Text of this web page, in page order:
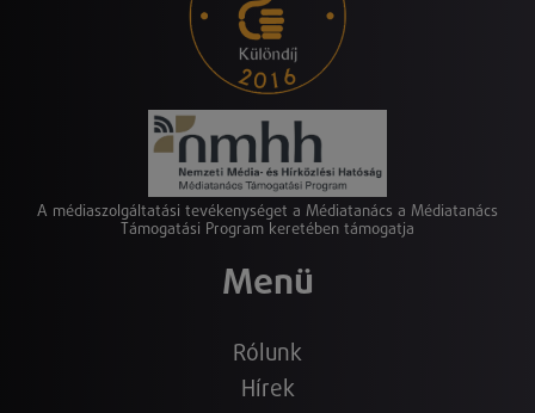
A médiaszolgáltatási tevékenységet a Médiatanács a Médiatanács
Támogatási Program keretében támogatja
Menü
Rólunk
Hírek